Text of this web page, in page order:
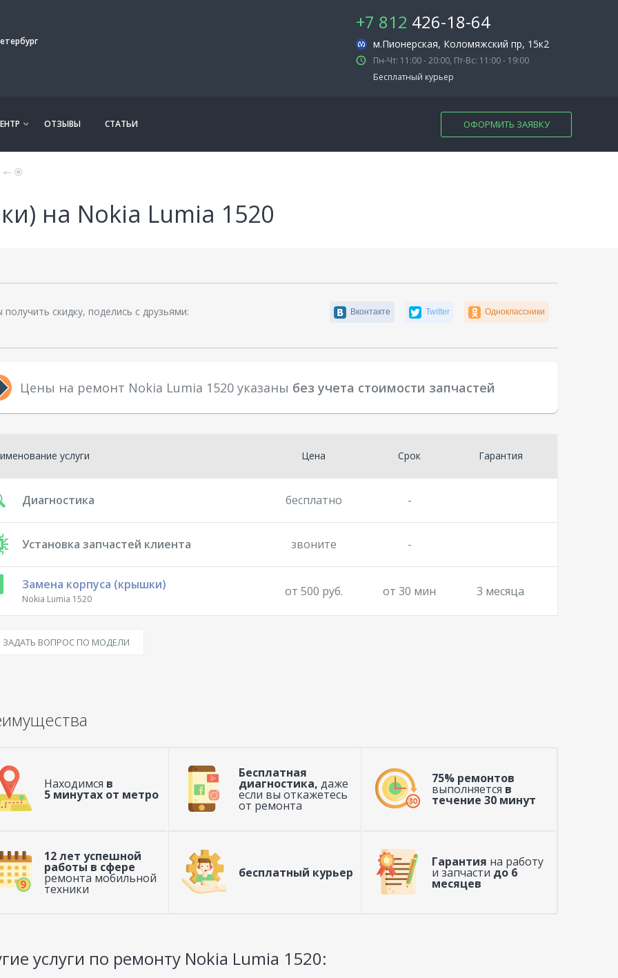
+7 812 426-18-64
м.Пионерская, Коломяжский пр, 15к2
Пн-Чт: 11:00 - 20:00, Пт-Вс: 11:00 - 19:00
Бесплатный курьер
ОТЗЫВЫ СТАТЬИ ОФОРМИТЬ ЗАЯВКУ
на Nokia Lumia 1520
скидку, поделись с друзьями: Вконтакте Twitter Одноклассники
Цены на ремонт Nokia Lumia 1520 указаны без учета стоимости запчастей
услуги Цена Срок Гарантия
Диагностика бесплатно -
Установка запчастей клиента звоните -
Замена корпуса (крышки)
Nokia Lumia 1520
от 500 руб. от 30 мин 3 месяца
ЗАДАТЬ ВОПРОС ПО МОДЕЛИ
Находимся в
5 минутах от метро
Бесплатная
диагностика, даже
если вы откажетесь
от ремонта
75% ремонтов
выполняется в
течение 30 минут
12 лет успешной
работы в сфере
ремонта мобильной
техники
бесплатный курьер
Гарантия на работу
и запчасти до 6
месяцев
услуги по ремонту Nokia Lumia 1520: